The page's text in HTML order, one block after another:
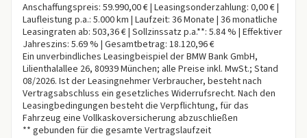
Anschaffungspreis: 59.990,00 € | Leasingsonderzahlung: 0,00 € |
Laufleistung p.a.: 5.000 km | Laufzeit: 36 Monate | 36 monatliche
Leasingraten ab: 503,36 € | Sollzinssatz p.a.**: 5.84 % | Effektiver
Jahreszins: 5.69 % | Gesamtbetrag: 18.120,96 €
Ein unverbindliches Leasingbeispiel der BMW Bank GmbH,
Lilienthalallee 26, 80939 München; alle Preise inkl. MwSt.; Stand
08/2026. Ist der Leasingnehmer Verbraucher, besteht nach
Vertragsabschluss ein gesetzliches Widerrufsrecht. Nach den
Leasingbedingungen besteht die Verpflichtung, für das
Fahrzeug eine Vollkaskoversicherung abzuschließen
** gebunden für die gesamte Vertragslaufzeit